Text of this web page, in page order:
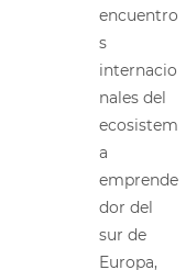
encuentro
s
internacio
nales del
ecosistem
a
emprende
dor del
sur de
Europa,